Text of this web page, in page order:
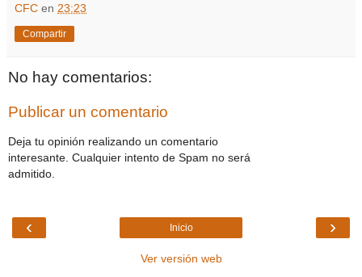
CFC en 23:23
Compartir
No hay comentarios:
Publicar un comentario
Deja tu opinión realizando un comentario
interesante. Cualquier intento de Spam no será
admitido.
‹ ›
Inicio
Ver versión web